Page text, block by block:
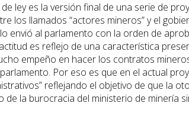
ley es la versión final de una serie de
los llamados “actores mineros” y el
envió al parlamento con la orden de
es reflejo de una característica
empeño en hacer los contratos
Por eso es que en el actual
reflejando el objetivo de que la
de la burocracia del ministerio de minería